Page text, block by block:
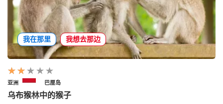
我在那里 我想去那边
亚洲 巴厘岛
乌布猴林中的猴子